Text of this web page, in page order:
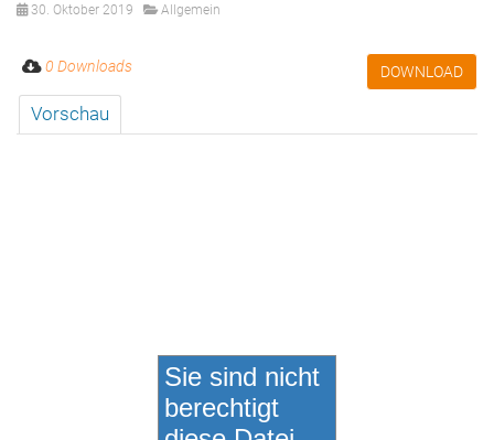
30. Oktober 2019 Allgemein
DOWNLOAD
0 Downloads
Vorschau